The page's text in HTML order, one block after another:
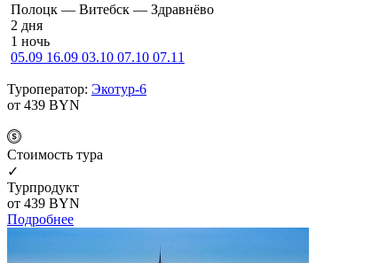
По­лоцк — Ви­тебск — Здравнёво
2 дня
1 ночь
05.09 16.09 03.10 07.10 07.11
Туроператор: Экотур-6
от 439 BYN
Cтоимость тура
✓
Турпродукт
от 439 BYN
Подробнее